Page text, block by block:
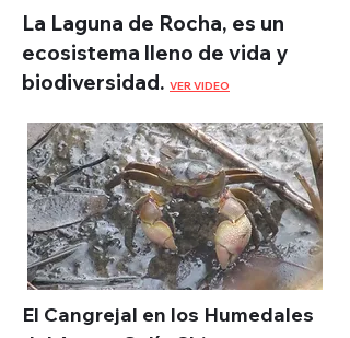
La Laguna de Rocha, es un
ecosistema lleno de vida y
biodiversidad. VER VIDEO
El Cangrejal en los Humedales